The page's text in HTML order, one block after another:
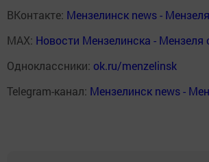
ВКонтакте: Мензелинск news -
MAX: Новости Мензелинска - Мензеля
Одноклассники: ok.ru/menzelinsk
Telegram-канал: Мензелинск news -